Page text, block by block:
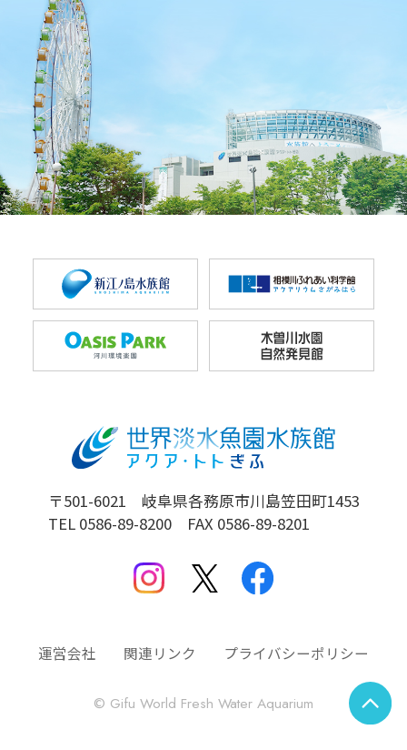
〒501-6021 岐阜県各務原市川島笠田町1453
TEL 0586-89-8200 FAX 0586-89-8201
運営会社 関連リンク プライバシーポリシー
© Gifu World Fresh Water Aquarium